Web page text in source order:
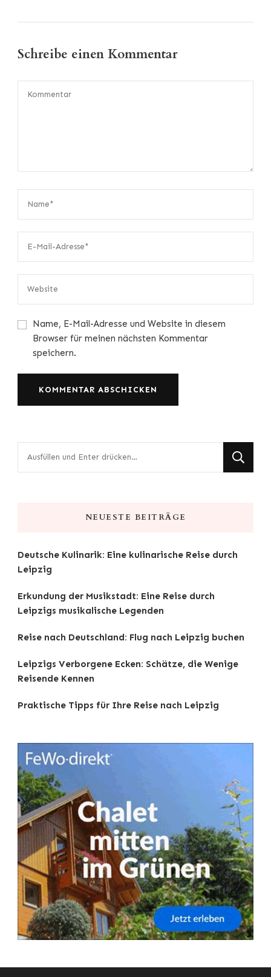
Schreibe einen Kommentar
Name, E-Mail-Adresse und Website in diesem
Browser für meinen nächsten Kommentar
speichern.
NEUESTE BEITRÄGE
Deutsche Kulinarik: Eine kulinarische Reise durch
Leipzig
Erkundung der Musikstadt: Eine Reise durch
Leipzigs musikalische Legenden
Reise nach Deutschland: Flug nach Leipzig buchen
Leipzigs Verborgene Ecken: Schätze, die Wenige
Reisende Kennen
Praktische Tipps für Ihre Reise nach Leipzig